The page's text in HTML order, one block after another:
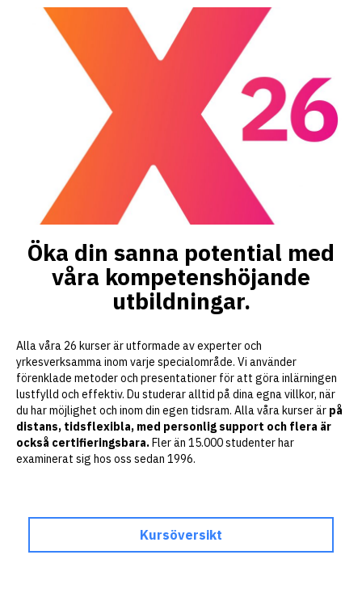
Associationsrätt
Avtalsrätt & Köprätt
Arbetsrätt
J10
Marknadsrätt & Immaterialrätt
J11
Marknadsföring & Försäljning
Strategisk Marknadsföring
M10
M11
Öka din sanna potential med
våra kompetenshöjande
utbildningar.
Alla våra 26 kurser är utformade av experter och
yrkesverksamma inom varje specialområde. Vi använder
förenklade metoder och presentationer för att göra inlärningen
lustfylld och effektiv. Du studerar alltid på dina egna villkor, när
du har möjlighet och inom din egen tidsram. Alla våra kurser är på
distans, tidsflexibla, med personlig support och flera är
också certifieringsbara.Fler än 15.000 studenter har
examinerat sig hos oss sedan 1996.
Kursöversikt